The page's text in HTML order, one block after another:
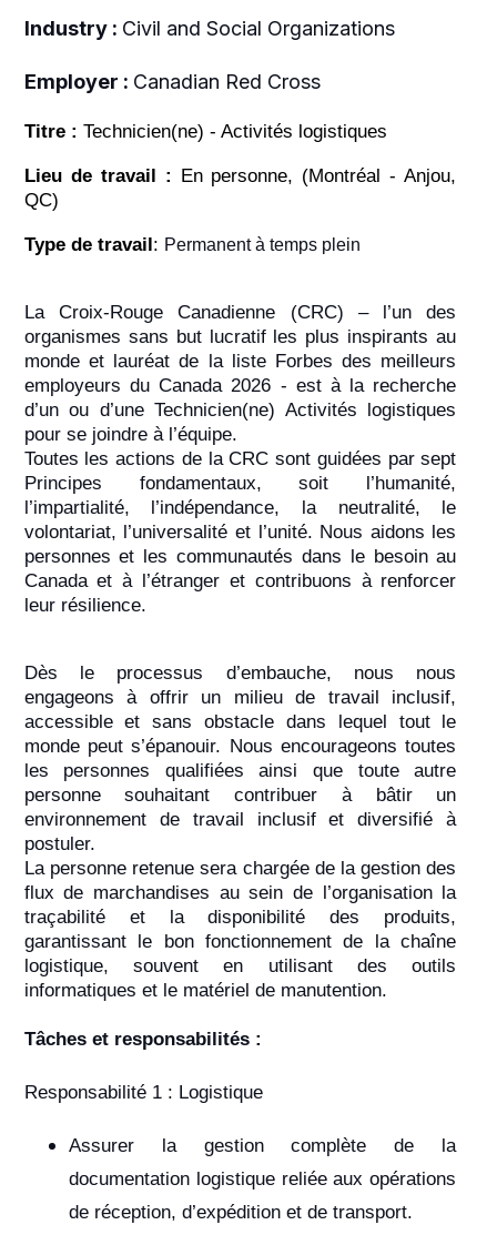
Industry : Civil and Social Organizations
Employer : Canadian Red Cross
Titre : Technicien(ne) - Activités logistiques
Lieu de travail :
En personne, (Montréal - Anjou,
QC)
Type de travail : Permanent à temps plein
La Croix-Rouge Canadienne (CRC) – l’un des
organismes sans but lucratif les plus inspirants au
monde et lauréat de la liste Forbes des meilleurs
employeurs du Canada 2026 - est à la recherche
d’un ou d’une Technicien(ne) Activités logistiques
pour se joindre à l’équipe.
Toutes les actions de la CRC sont guidées par sept
Principes fondamentaux, soit l’humanité,
l’impartialité, l’indépendance, la neutralité, le
volontariat, l’universalité et l’unité. Nous aidons les
personnes et les communautés dans le besoin au
Canada et à l’étranger et contribuons à renforcer
leur résilience.
Dès le processus d’embauche, nous nous
engageons à offrir un milieu de travail inclusif,
accessible et sans obstacle dans lequel tout le
monde peut s’épanouir. Nous encourageons toutes
les personnes qualifiées ainsi que toute autre
personne souhaitant contribuer à bâtir un
environnement de travail inclusif et diversifié à
postuler.
La personne retenue sera chargée de la gestion des
flux de marchandises au sein de l’organisation la
traçabilité et la disponibilité des produits,
garantissant le bon fonctionnement de la chaîne
logistique, souvent en utilisant des outils
informatiques et le matériel de manutention.
Tâches et responsabilités :
Responsabilité 1 : Logistique
Assurer la gestion complète de la
documentation logistique reliée aux opérations
de réception, d’expédition et de transport.